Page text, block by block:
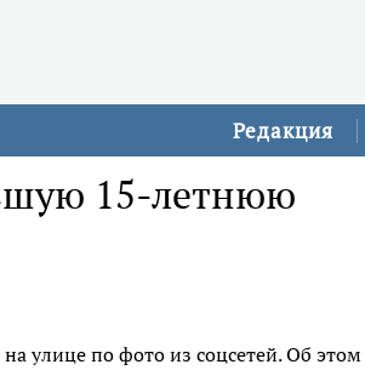
Редакция
15-летнюю
улице по фото из соцсетей. Об этом